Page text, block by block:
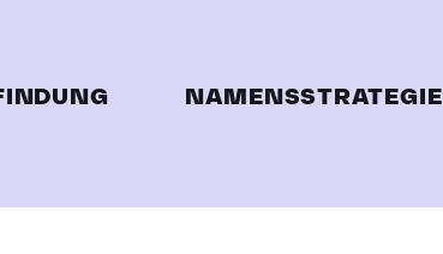
NAMENSSTRATEGIE